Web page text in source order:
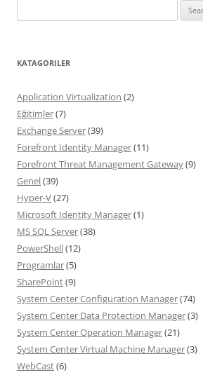
for:
KATAGORILER
Application Virtualization (2)
Eğitimler(7)
Exchange Server(39)
Forefront Identity Manager(11)
Forefront Threat Management Gateway(9)
Genel(39)
Hyper-V(27)
Microsoft Identity Manager(1)
MS SQL Server(38)
PowerShell(12)
Programlar(5)
SharePoint(9)
System Center Configuration Manager(74)
System Center Data Protection Manager(3)
System Center Operation Manager(21)
System Center Virtual Machine Manager(3)
WebCast(6)